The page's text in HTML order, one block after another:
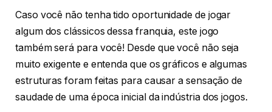
Caso você não tenha tido oportunidade de jogar
algum dos clássicos dessa franquia, este jogo
também será para você! Desde que você não seja
muito exigente e entenda que os gráficos e algumas
estruturas foram feitas para causar a sensação de
saudade de uma época inicial da indústria dos jogos.